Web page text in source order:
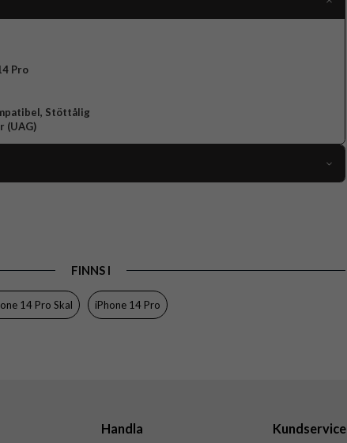
Pro
Stöttålig
(UAG)
MagSafe-kompatibel, Stöttålig
FINNS I
14 Pro Skal iPhone 14 Pro
Handla Kundservice